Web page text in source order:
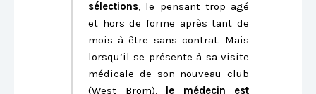
sélections , le pensant trop agé
et hors de forme après tant de
mois à être sans contrat. Mais
lorsqu’il se présente à sa visite
médicale de son nouveau club
(West Brom), le médecin est